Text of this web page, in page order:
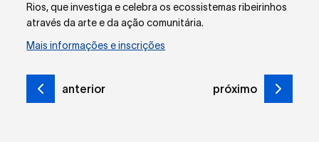
Rios, que investiga e celebra os ecossistemas ribeirinhos
através da arte e da ação comunitária.
Mais informações e inscrições
anterior próximo